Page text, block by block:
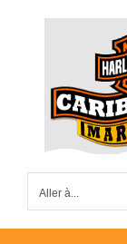
Aller à...